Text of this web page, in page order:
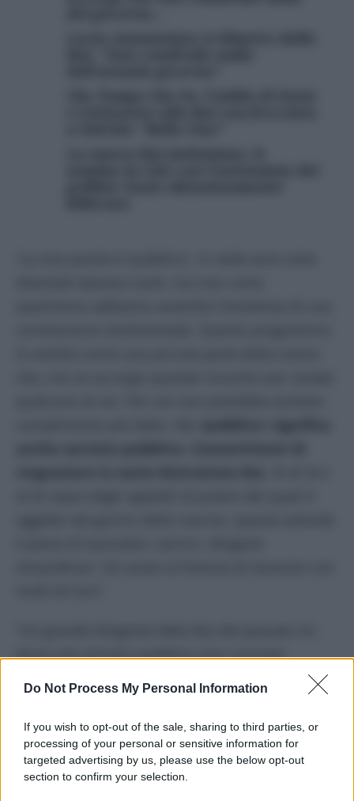
Do Not Process My Personal Information
If you wish to opt-out of the sale, sharing to third parties, or
processing of your personal or sensitive information for
targeted advertising by us, please use the below opt-out
section to confirm your selection.
disse che servizio pubblico non consiste
nell’avere tutti i racconti della realtà dentro lo
stesso programma, ma la possibilità di
scegliere più programmi che raccontino la
realtà in modo diverso.Ogni spettatore,
pagando il canone, finanzia non solo la